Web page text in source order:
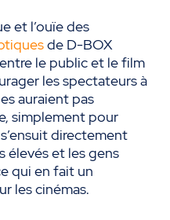
et l’ouïe des
de D-BOX
le public et le film
les spectateurs à
auraient pas
simplement pour
directement
élevés et les gens
qui en fait un
les cinémas.